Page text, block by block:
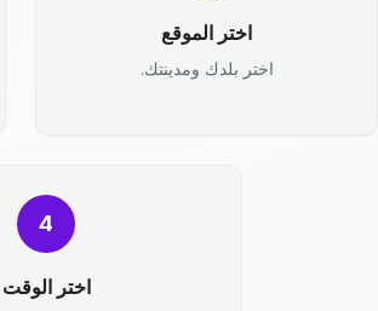
اختر الموقع
اختر بلدك ومدينتك.
4
اختر الوقت